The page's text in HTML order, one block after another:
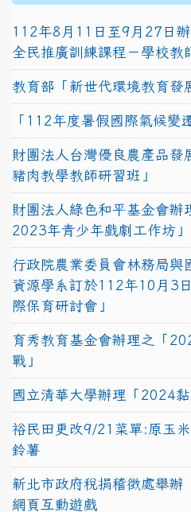
112年8月11日至9月27日
全民推廣訓練課程－學校教
教育部「新世代環境教育發
「112年度暑假國際氣候變
財團法人台灣優良農產品發
豬肉教學教師研習班」
財團法人綠色和平基金會辦
2023年青少年戲劇工作坊」
行政院農業委員會林務局與
資源學系訂於112年10月3
際保育研討會」
育秀教育基金會辦理之「
戰」
國立清華大學辦理「2024黏
裕民田更改9/21菜單:原玉
鈴薯
新北市政府稅捐稽徵處舉辦
網頁互動遊戲